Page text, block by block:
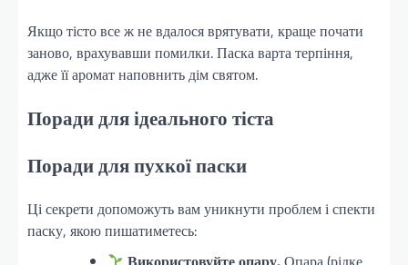
Якщо тісто все ж не вдалося врятувати, краще почати
заново, врахувавши помилки. Паска варта терпіння,
адже її аромат наповнить дім святом.
Поради для ідеального тіста
Поради для пухкої паски
Ці секрети допоможуть вам уникнути проблем і спекти
паску, якою пишатиметесь: